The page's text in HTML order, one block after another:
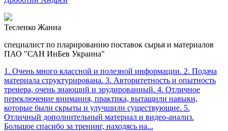
Тесленко Жанна
специалист по пларированию поставок сырья и материалов
ПАО "САН ИнБев Украина"
1. Очень много классной и полезной информации. 2. Подача
материала структурирована. 3. Авторитетность и опытность
тренера, очень знающий и эрудированный. 4. Отличное
переключение внимания, практика, вытащили навыки,
которые были скрыты и улучшили существующие. 5.
Отличный дополнительный материал и видео-анализ.
Большое спасибо за тренинг, находясь на...